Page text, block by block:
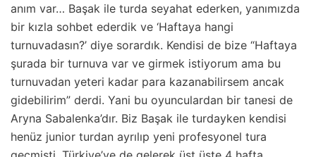
anım var… Başak ile turda seyahat ederken, yanımızda
bir kızla sohbet ederdik ve ‘Haftaya hangi
turnuvadasın?’ diye sorardık. Kendisi de bize “Haftaya
şurada bir turnuva var ve girmek istiyorum ama bu
turnuvadan yeteri kadar para kazanabilirsem ancak
gidebilirim” derdi. Yani bu oyunculardan bir tanesi de
Aryna Sabalenka’dır. Biz Başak ile turdayken kendisi
henüz junior turdan ayrılıp yeni profesyonel tura